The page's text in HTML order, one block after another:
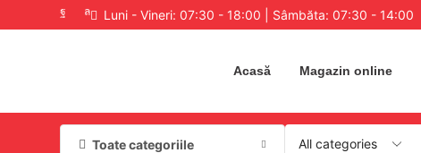
Luni - Vineri: 07:30 - 18:00 | Sâmbăta: 07:30 - 14:00
Acasă Magazin online
Toate categoriile